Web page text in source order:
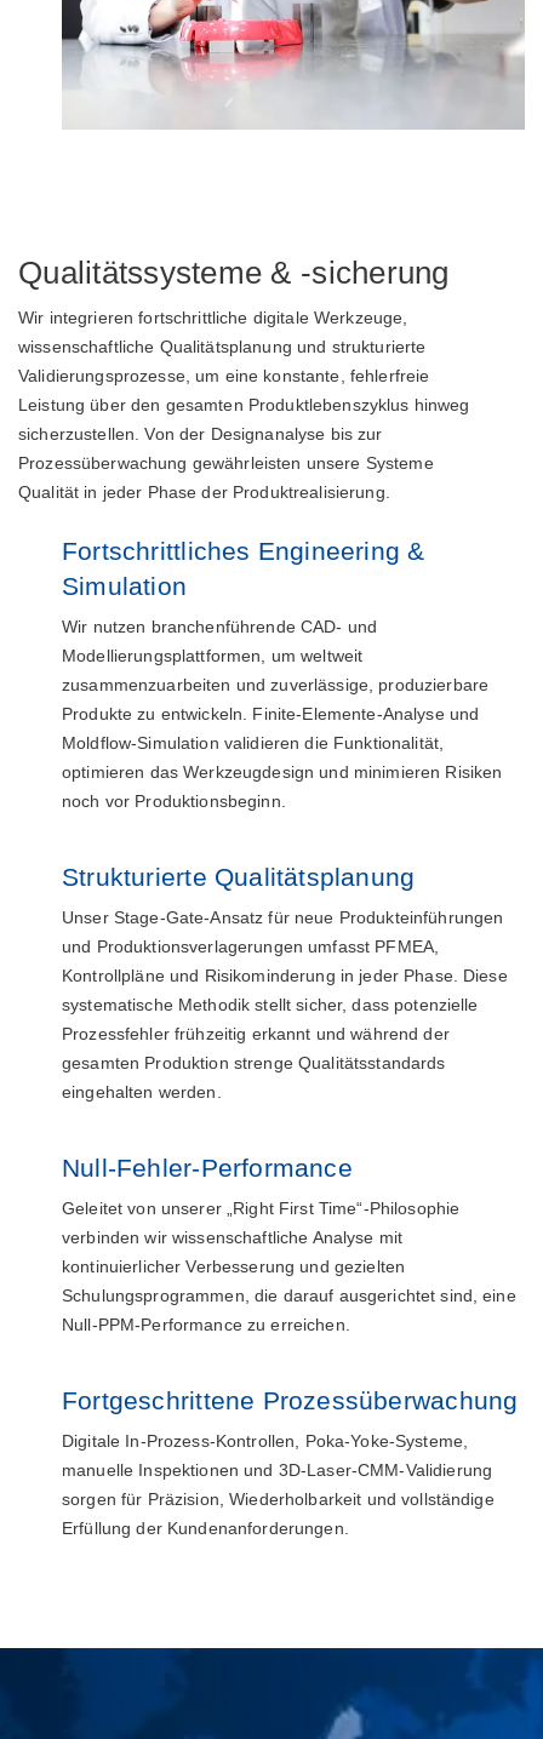
Qualitätssysteme & -sicherung
Wir integrieren fortschrittliche digitale Werkzeuge,
wissenschaftliche Qualitätsplanung und strukturierte
Validierungsprozesse, um eine konstante, fehlerfreie
Leistung über den gesamten Produktlebenszyklus hinweg
sicherzustellen. Von der Designanalyse bis zur
Prozessüberwachung gewährleisten unsere Systeme
Qualität in jeder Phase der Produktrealisierung.
Fortschrittliches Engineering &
Simulation
Wir nutzen branchenführende CAD- und
Modellierungsplattformen, um weltweit
zusammenzuarbeiten und zuverlässige, produzierbare
Produkte zu entwickeln. Finite-Elemente-Analyse und
Moldflow-Simulation validieren die Funktionalität,
optimieren das Werkzeugdesign und minimieren Risiken
noch vor Produktionsbeginn.
Strukturierte Qualitätsplanung
Unser Stage-Gate-Ansatz für neue Produkteinführungen
und Produktionsverlagerungen umfasst PFMEA,
Kontrollpläne und Risikominderung in jeder Phase. Diese
systematische Methodik stellt sicher, dass potenzielle
Prozessfehler frühzeitig erkannt und während der
gesamten Produktion strenge Qualitätsstandards
eingehalten werden.
Null-Fehler-Performance
Geleitet von unserer „Right First Time“-Philosophie
verbinden wir wissenschaftliche Analyse mit
kontinuierlicher Verbesserung und gezielten
Schulungsprogrammen, die darauf ausgerichtet sind, eine
Null-PPM-Performance zu erreichen.
Fortgeschrittene Prozessüberwachung
Digitale In-Prozess-Kontrollen, Poka-Yoke-Systeme,
manuelle Inspektionen und 3D-Laser-CMM-Validierung
sorgen für Präzision, Wiederholbarkeit und vollständige
Erfüllung der Kundenanforderungen.